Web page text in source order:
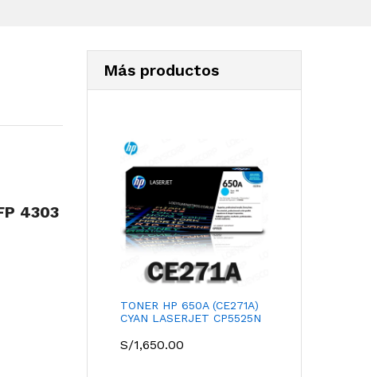
4303
Más productos
TONER HP 650A (CE271A)
CYAN LASERJET CP5525N
S/1,650.00